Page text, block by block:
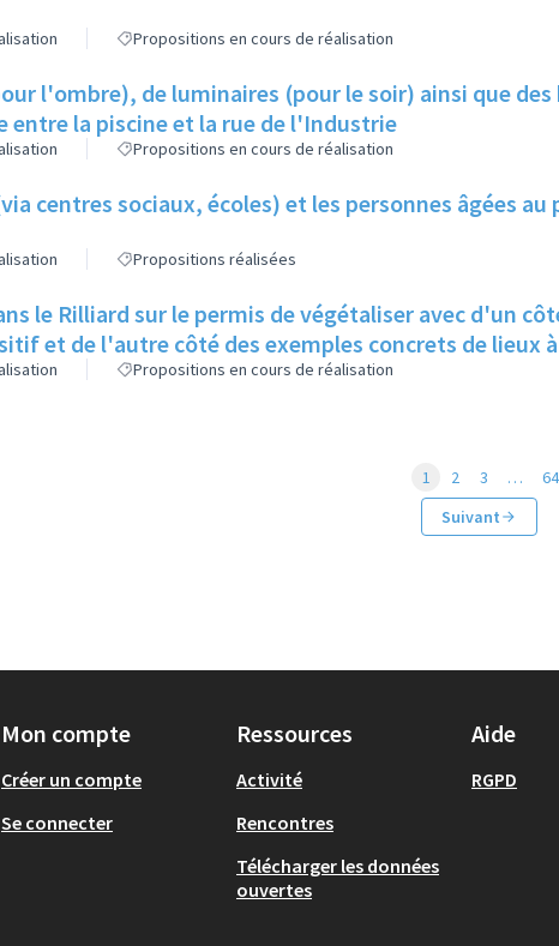
Propositions en cours de réalisation
l'ombre), de luminaires (pour le soir) ainsi que des
entre la piscine et la rue de l'Industrie
Propositions en cours de réalisation
centres sociaux, écoles) et les personnes âgées au
Propositions réalisées
le Rilliard sur le permis de végétaliser avec d'un
et de l'autre côté des exemples concrets de lieux
Propositions en cours de réalisation
1 2 3 …
64
Suivant
Mon compte
Créer un compte
Se connecter
Ressources
Activité
Rencontres
Télécharger les données
ouvertes
Aide
RGPD